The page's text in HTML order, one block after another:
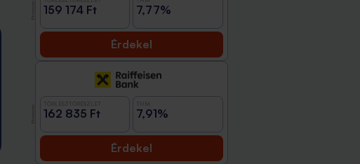
159 174 Ft 7,77%
Érdekel
162 835 Ft 7,91%
Érdekel